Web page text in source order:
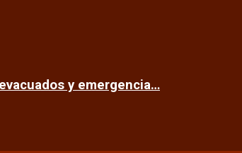
y emergencia…